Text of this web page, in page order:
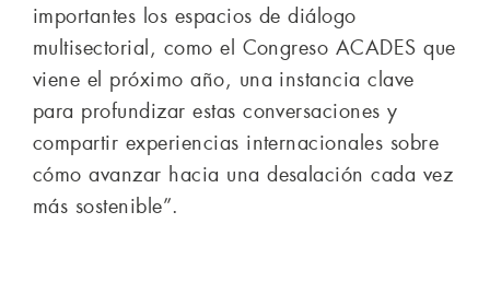
importantes los espacios de diálogo
multisectorial, como el Congreso ACADES que
viene el próximo año, una instancia clave
para profundizar estas conversaciones y
compartir experiencias internacionales sobre
cómo avanzar hacia una desalación cada vez
más sostenible”.